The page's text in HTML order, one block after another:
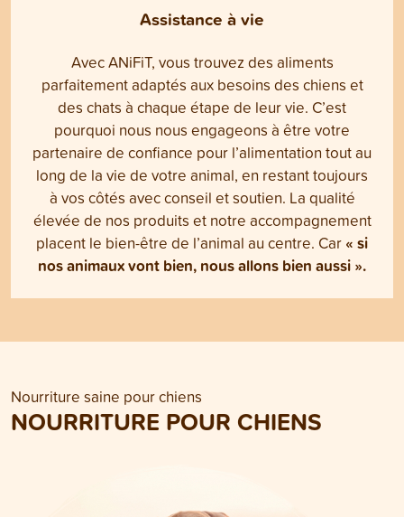
Assistance à vie
Avec ANiFiT, vous trouvez des aliments
parfaitement adaptés aux besoins des chiens et
des chats à chaque étape de leur vie. C’est
pourquoi nous nous engageons à être votre
partenaire de confiance pour l’alimentation tout au
long de la vie de votre animal, en restant toujours
à vos côtés avec conseil et soutien. La qualité
élevée de nos produits et notre accompagnement
placent le bien-être de l’animal au centre. Car « si
nos animaux vont bien, nous allons bien aussi ».
Nourriture saine pour chiens
NOURRITURE POUR CHIENS